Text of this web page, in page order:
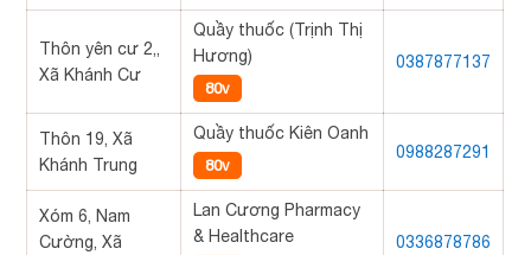
Thôn yên cư 2,,
Xã Khánh Cư
Quầy thuốc (Trịnh Thị
Hương)
80v
0387877137
Thôn 19, Xã
Khánh Trung
Quầy thuốc Kiên Oanh
80v
0988287291
Xóm 6, Nam
Cường, Xã
Lan Cương Pharmacy
& Healthcare
0336878786